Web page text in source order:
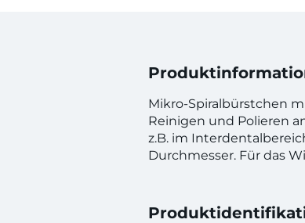
Mikro-Spiralbürstchen
Reinigen und Polieren
z.B. im
Durchmesser. Für das